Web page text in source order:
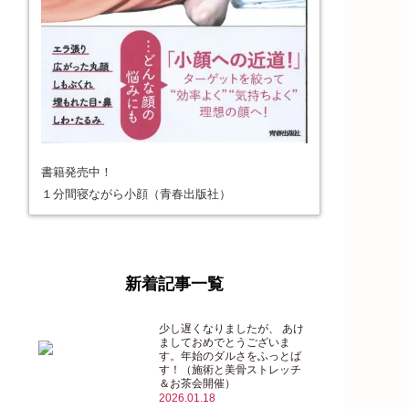
書籍発売中！
１分間寝ながら小顔（青春出版社）
新着記事一覧
少し遅くなりましたが、 あけ
ましておめでとうございま
す。年始のダルさをふっとば
す！（施術と美骨ストレッチ
＆お茶会開催）
2026.01.18